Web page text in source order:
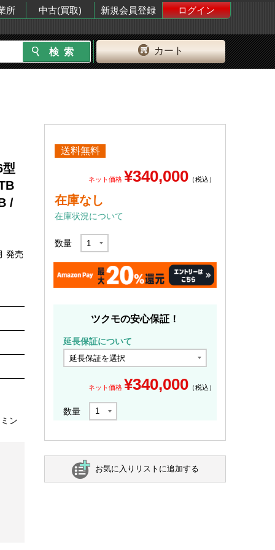
所 中古(買取) 新規会員登録 ログイン
カート
型
/
発売
ン
送料無料
ネット価格 ¥340,000 （税込）
在庫なし
在庫状況について
数量
ツクモの安心保証！
延長保証について
ネット価格 ¥340,000 （税込）
数量
お気に入りリストに追加する